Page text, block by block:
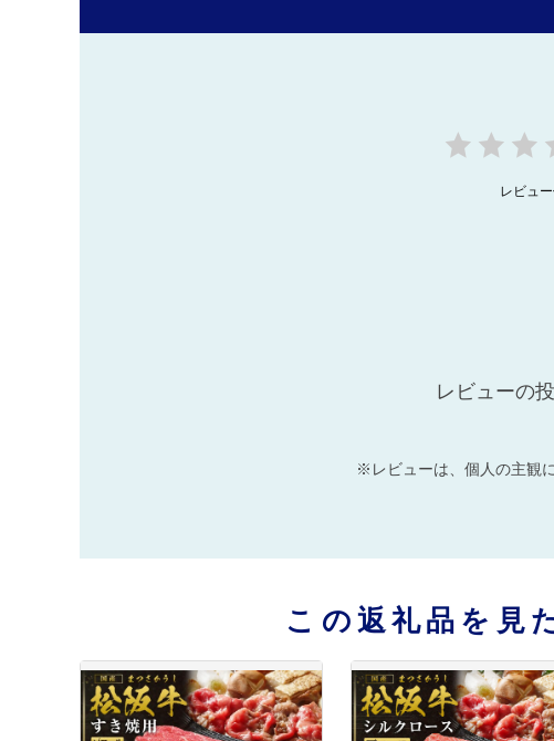
レビュー
レビューの
※レビューは、個人の主観
この返礼品を見